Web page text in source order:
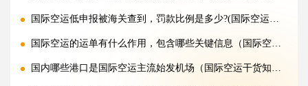
国际空运低申报被海关查到，罚款比例是多少?(国际空运干货知识分享)
国际空运的运单有什么作用，包含哪些关键信息（国际空运干货知识分享）
国内哪些港口是国际空运主流始发机场（国际空运干货知识分享）